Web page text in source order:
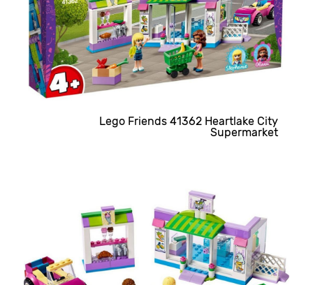
Lego Friends 41362 Heartlake City
Supermarket